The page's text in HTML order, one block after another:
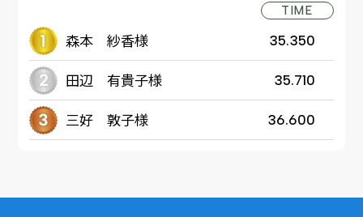
TIME
森本 紗香様 35.350
田辺 有貴子様 35.710
三好 敦子様 36.600